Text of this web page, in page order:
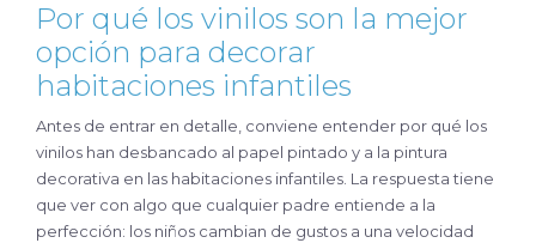
Por qué los vinilos son la mejor
opción para decorar
habitaciones infantiles
Antes de entrar en detalle, conviene entender por qué los
vinilos han desbancado al papel pintado y a la pintura
decorativa en las habitaciones infantiles. La respuesta tiene
que ver con algo que cualquier padre entiende a la
perfección: los niños cambian de gustos a una velocidad